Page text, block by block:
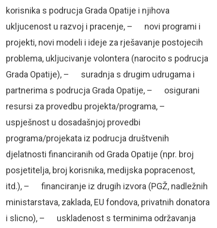
korisnika s podrucja Grada Opatije i njihova
ukljucenost u razvoj i pracenje, – novi programi i
projekti, novi modeli i ideje za rješavanje postojecih
problema, ukljucivanje volontera (narocito s podrucja
Grada Opatije), – suradnja s drugim udrugama i
partnerima s podrucja Grada Opatije, – osigurani
resursi za provedbu projekta/programa, –
uspješnost u dosadašnjoj provedbi
programa/projekata iz podrucja društvenih
djelatnosti financiranih od Grada Opatije (npr. broj
posjetitelja, broj korisnika, medijska popracenost,
itd.), – financiranje iz drugih izvora (PGŽ, nadležnih
ministarstava, zaklada, EU fondova, privatnih donatora
i slicno), – uskladenost s terminima održavanja